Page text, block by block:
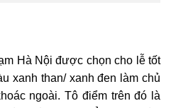
Hà Nội được chọn cho lễ tốt
xanh than/ xanh đen làm chủ
ngoài. Tô điểm trên đó là